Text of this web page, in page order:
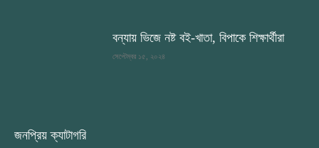
বন্যায় ভিজে নষ্ট বই-খাতা, বিপাকে শিক্ষার্থীরা
সেপ্টেম্বর ১৫, ২০২৪
জনপ্রিয় ক্যাটাগরি